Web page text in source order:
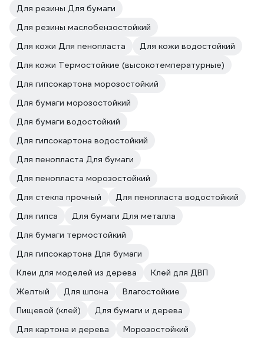
Для резины Для бумаги
Для резины маслобензостойкий
Для кожи Для пенопласта
Для кожи водостойкий
Для кожи Термостойкие (высокотемпературные)
Для гипсокартона морозостойкий
Для бумаги морозостойкий
Для бумаги водостойкий
Для гипсокартона водостойкий
Для пенопласта Для бумаги
Для пенопласта морозостойкий
Для стекла прочный
Для пенопласта водостойкий
Для гипса
Для бумаги Для металла
Для бумаги термостойкий
Для гипсокартона Для бумаги
Клеи для моделей из дерева
Клей для ДВП
Желтый
Для шпона
Влагостойкие
Пищевой (клей)
Для бумаги и дерева
Для картона и дерева
Морозостойкий